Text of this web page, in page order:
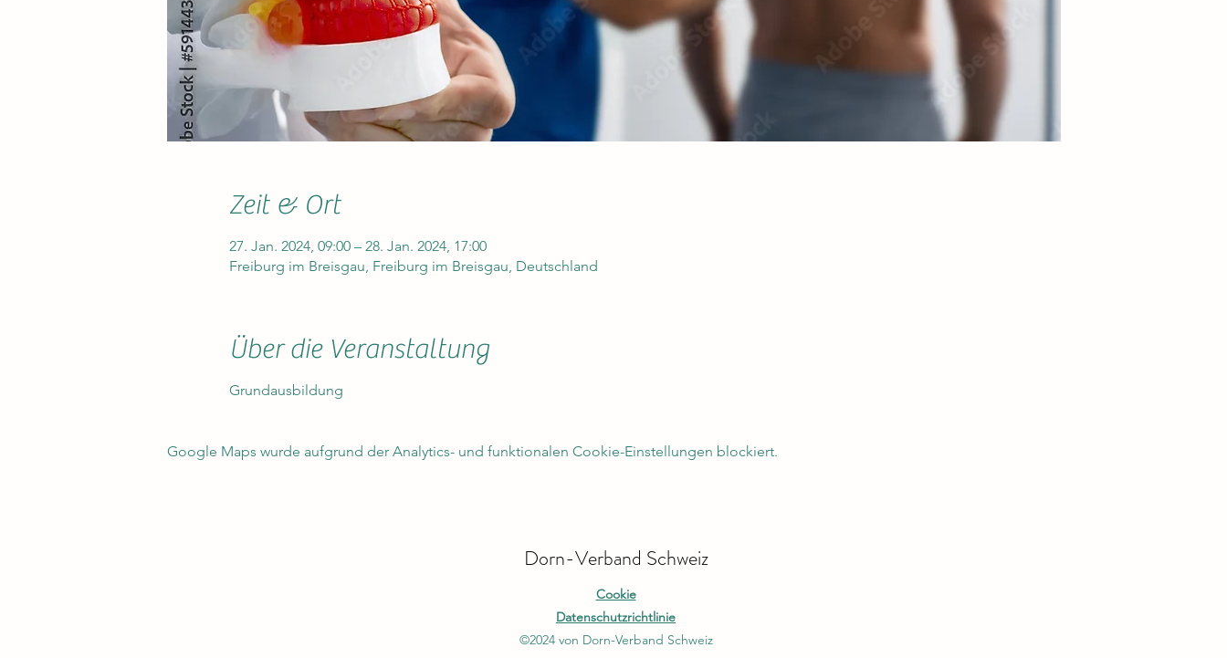
Zeit & Ort
27. Jan. 2024, 09:00 – 28. Jan. 2024, 17:00
Freiburg im Breisgau, Freiburg im Breisgau, Deutschland
Über die Veranstaltung
Grundausbildung
Google Maps wurde aufgrund der Analytics- und funktionalen Cookie-Einstellungen blockiert.
Dorn-Verband Schweiz
Cookie
Datenschutzrichtlinie
©2024 von Dorn-Verband Schweiz